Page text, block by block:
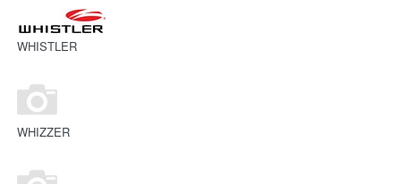
WHISTLER
WHIZZER